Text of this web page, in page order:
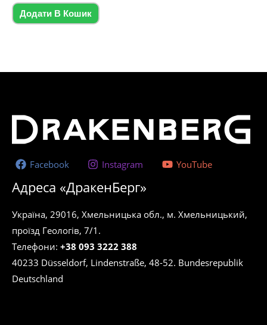
з
Додати В Кошик
Facebook Instagram YouTube
Адреса «ДракенБерг»
Україна, 29016, Хмельницька обл., м. Хмельницький,
проїзд Геологів, 7/1.
Телефони: +38 093 3222 388
40233 Düsseldorf, Lindenstraße, 48-52. Bundesrepublik
Deutschland